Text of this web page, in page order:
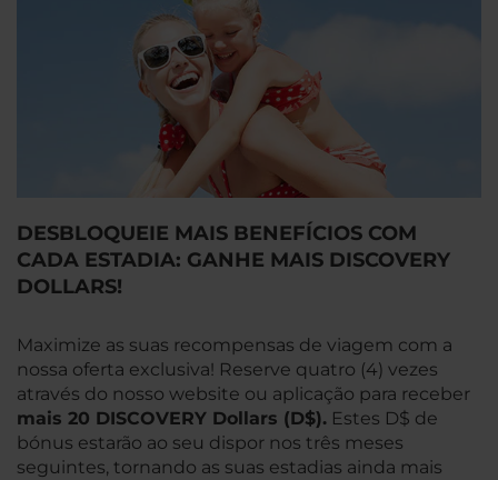
DESBLOQUEIE MAIS BENEFÍCIOS COM
CADA ESTADIA: GANHE MAIS DISCOVERY
DOLLARS!
Maximize as suas recompensas de viagem com a
nossa oferta exclusiva! Reserve quatro (4) vezes
através do nosso website ou aplicação para receber
mais 20 DISCOVERY Dollars (D$). Estes D$ de
bónus estarão ao seu dispor nos três meses
seguintes, tornando as suas estadias ainda mais